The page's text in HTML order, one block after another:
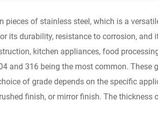
pieces of stainless steel, which is a
its durability, resistance to corrosion,
kitchen appliances, food
and 316 being the most common.
of grade depends on the specific
finish, or mirror finish. The